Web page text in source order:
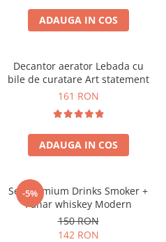
ADAUGA IN COS
Decantor aerator Lebada cu
bile de curatare Art statement
161 RON
ADAUGA IN COS
-5%
Set premium Drinks Smoker +
Pahar whiskey Modern
150 RON
142 RON